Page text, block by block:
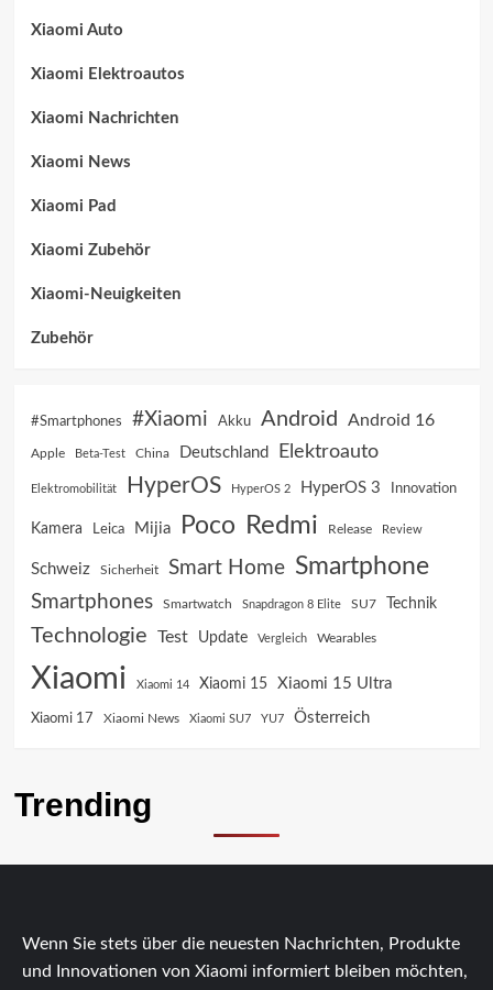
Xiaomi Auto
Xiaomi Elektroautos
Xiaomi Nachrichten
Xiaomi News
Xiaomi Pad
Xiaomi Zubehör
Xiaomi-Neuigkeiten
Zubehör
#Smartphones #Xiaomi Akku Android Android 16
Apple Beta-Test China Deutschland Elektroauto
Elektromobilität HyperOS HyperOS 2 HyperOS 3 Innovation
Kamera Leica Mijia Poco Redmi Release Review
Schweiz Sicherheit Smart Home Smartphone
Smartphones Smartwatch Snapdragon 8 Elite SU7 Technik
Technologie Test Update Vergleich Wearables
Xiaomi Xiaomi 14 Xiaomi 15 Xiaomi 15 Ultra
Xiaomi 17 Xiaomi News Xiaomi SU7 YU7 Österreich
Trending
Wenn Sie stets über die neuesten Nachrichten, Produkte
und Innovationen von Xiaomi informiert bleiben möchten,